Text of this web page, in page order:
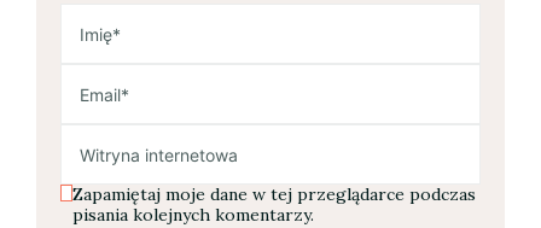
Zapamiętaj moje dane w tej przeglądarce podczas
pisania kolejnych komentarzy.